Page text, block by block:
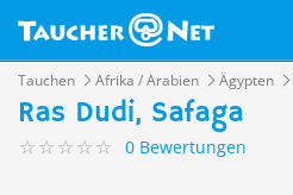
Tauchen Afrika / Arabien Ägypten
Ras Dudi, Safaga
0 Bewertungen